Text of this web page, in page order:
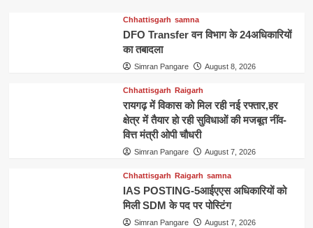
Chhattisgarh samna
DFO Transfer वन विभाग के 24अधिकारियों
का तबादला
Simran Pangare August 8, 2026
Chhattisgarh Raigarh
रायगढ़ में विकास को मिल रही नई रफ्तार,हर
क्षेत्र में तैयार हो रही सुविधाओं की मजबूत नींव-
वित्त मंत्री ओपी चौधरी
Simran Pangare August 7, 2026
Chhattisgarh Raigarh samna
IAS POSTING-5आईएएस अधिकारियों को
मिली SDM के पद पर पोस्टिंग
Simran Pangare August 7, 2026